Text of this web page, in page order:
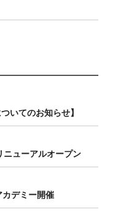
いてのお知らせ】
ューアルオープン
カデミー開催